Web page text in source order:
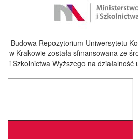
Budowa Repozytorium Uniwersytetu
w Krakowie została sfinansowana ze
i Szkolnictwa Wyższego na